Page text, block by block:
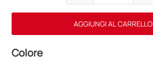
AGGIUNGI AL CARRELLO
Colore